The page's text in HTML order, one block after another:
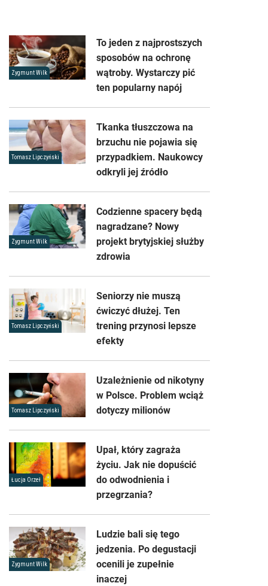
Zygmunt Wilk
To jeden z najprostszych
sposobów na ochronę
wątroby. Wystarczy pić
ten popularny napój
Tomasz Lipczyński
Tkanka tłuszczowa na
brzuchu nie pojawia się
przypadkiem. Naukowcy
odkryli jej źródło
Zygmunt Wilk
Codzienne spacery będą
nagradzane? Nowy
projekt brytyjskiej służby
zdrowia
Tomasz Lipczyński
Seniorzy nie muszą
ćwiczyć dłużej. Ten
trening przynosi lepsze
efekty
Tomasz Lipczyński
Uzależnienie od nikotyny
w Polsce. Problem wciąż
dotyczy milionów
Łucja Orzeł
Upał, który zagraża
życiu. Jak nie dopuścić
do odwodnienia i
przegrzania?
Zygmunt Wilk
Ludzie bali się tego
jedzenia. Po degustacji
ocenili je zupełnie
inaczej